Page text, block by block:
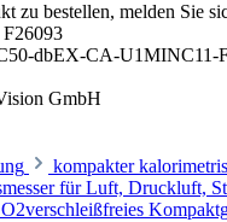
zu bestellen, melden Sie
F26093
dbEX-CA-U1MINC11-
GmbH
kompakter
für Luft, Druckluft,
O2verschleißfreies